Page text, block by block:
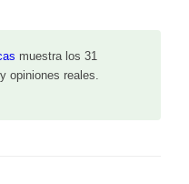
muestra los 31
opiniones reales.